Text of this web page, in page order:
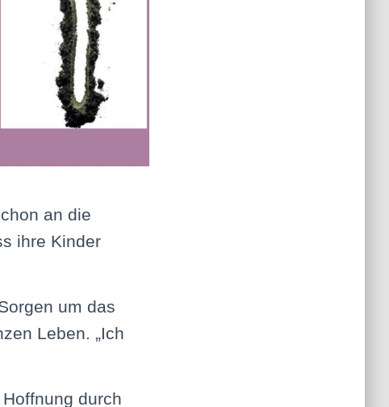
an die
ihre Kinder
um das
Leben. „Ich
durch